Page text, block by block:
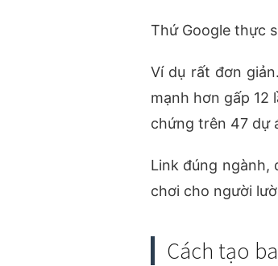
Thứ Google thực
Ví dụ rất đơn
mạnh hơn gấp
chứng trên 47 dự
Link đúng ngành,
chơi cho người
Cách tạo